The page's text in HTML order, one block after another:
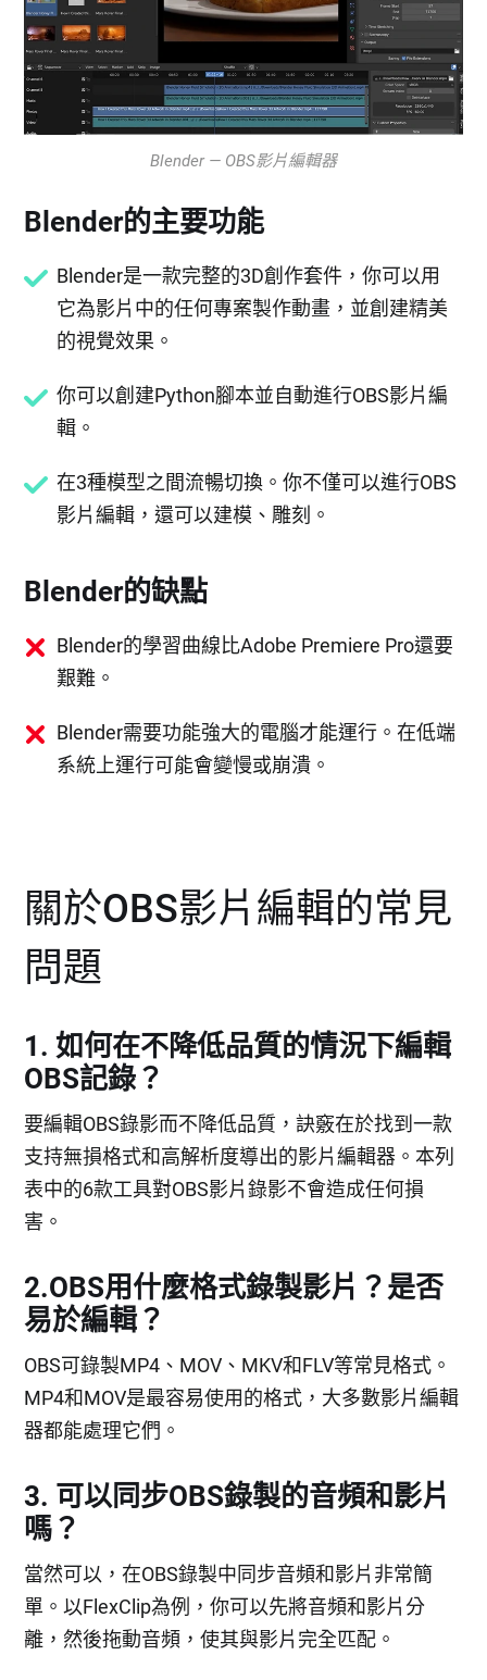
Blender — OBS影片編輯器
Blender的主要功能
Blender是一款完整的3D創作套件，你可以用
它為影片中的任何專案製作動畫，並創建精美
的視覺效果。
你可以創建Python腳本並自動進行OBS影片編
輯。
在3種模型之間流暢切換。你不僅可以進行OBS
影片編輯，還可以建模、雕刻。
Blender的缺點
Blender的學習曲線比Adobe Premiere Pro還要
艱難。
Blender需要功能強大的電腦才能運行。在低端
系統上運行可能會變慢或崩潰。
關於OBS影片編輯的常見
問題
1. 如何在不降低品質的情況下編輯
OBS記錄？
要編輯OBS錄影而不降低品質，訣竅在於找到一款
支持無損格式和高解析度導出的影片編輯器。本列
表中的6款工具對OBS影片錄影不會造成任何損
害。
2.OBS用什麼格式錄製影片？是否
易於編輯？
OBS可錄製MP4、MOV、MKV和FLV等常見格式。
MP4和MOV是最容易使用的格式，大多數影片編輯
器都能處理它們。
3. 可以同步OBS錄製的音頻和影片
嗎？
當然可以，在OBS錄製中同步音頻和影片非常簡
單。以FlexClip為例，你可以先將音頻和影片分
離，然後拖動音頻，使其與影片完全匹配。